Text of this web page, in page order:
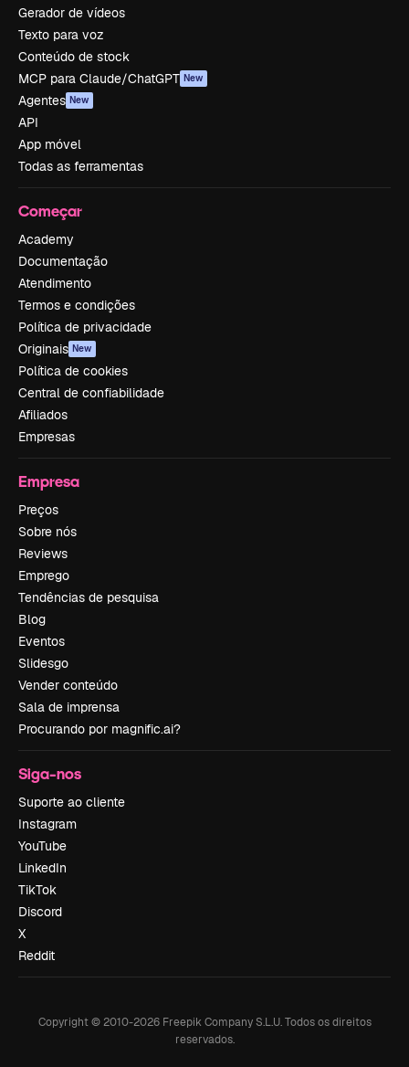
Gerador de vídeos
Texto para voz
Conteúdo de stock
MCP para Claude/ChatGPT New
Agentes New
API
App móvel
Todas as ferramentas
Começar
Academy
Documentação
Atendimento
Termos e condições
Política de privacidade
Originais New
Política de cookies
Central de confiabilidade
Afiliados
Empresas
Empresa
Preços
Sobre nós
Reviews
Emprego
Tendências de pesquisa
Blog
Eventos
Slidesgo
Vender conteúdo
Sala de imprensa
Procurando por magnific.ai?
Siga-nos
Suporte ao cliente
Instagram
YouTube
LinkedIn
TikTok
Discord
X
Reddit
Copyright © 2010-2026Freepik Company S.L.U. Todos os direitos
reservados.